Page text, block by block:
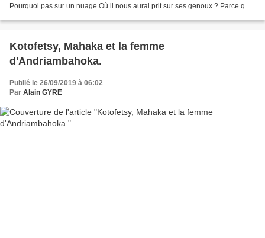
Pourquoi pas sur un nuage Où il nous aurai prit sur ses genoux ? Parce que
Kotofetsy, Mahaka et la femme
d'Andriambahoka.
Publié le 26/09/2019 à 06:02
Par Alain GYRE